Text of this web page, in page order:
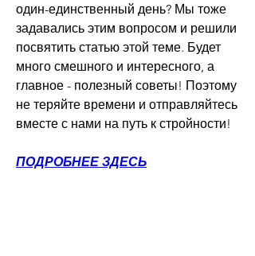
один-единственный день? Мы тоже
задавались этим вопросом и решили
посвятить статью этой теме. Будет
много смешного и интересного, а
главное - полезный советы! Поэтому
не теряйте времени и отправляйтесь
вместе с нами на путь к стройности!
ПОДРОБНЕЕ ЗДЕСЬ